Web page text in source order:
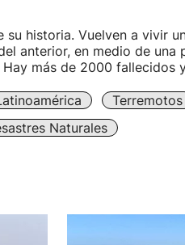
su historia. Vuelven a vivir
anterior, en medio de una
más de 2000 fallecidos
Terremotos
Naturales